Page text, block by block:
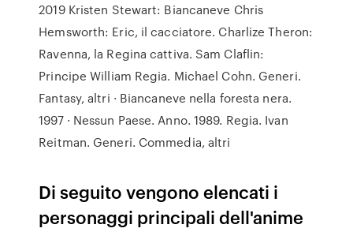
2019 Kristen Stewart: Biancaneve Chris
Hemsworth: Eric, il cacciatore. Charlize Theron:
Ravenna, la Regina cattiva. Sam Claflin:
Principe William Regia. Michael Cohn. Generi.
Fantasy, altri · Biancaneve nella foresta nera.
1997 · Nessun Paese. Anno. 1989. Regia. Ivan
Reitman. Generi. Commedia, altri
Di seguito vengono elencati i
personaggi principali dell'anime